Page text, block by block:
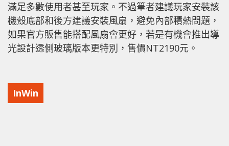
滿足多數使用者甚至玩家。不過筆者建議玩家安裝該
機殼底部和後方建議安裝風扇，避免內部積熱問題，
如果官方販售能搭配風扇會更好，若是有機會推出導
光設計透側玻璃版本更特別，售價NT2190元。
InWin